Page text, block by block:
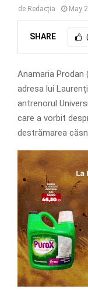
de Redacția May
SHARE
Anamaria Prodan
adresa lui
antrenorul
care a vorbit
destrămarea